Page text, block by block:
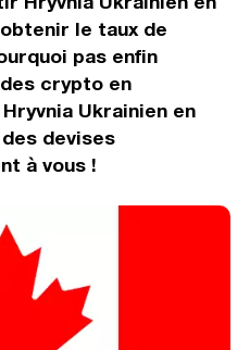
le taux de
pas enfin
crypto en
Ukrainien en
devises
à vous !